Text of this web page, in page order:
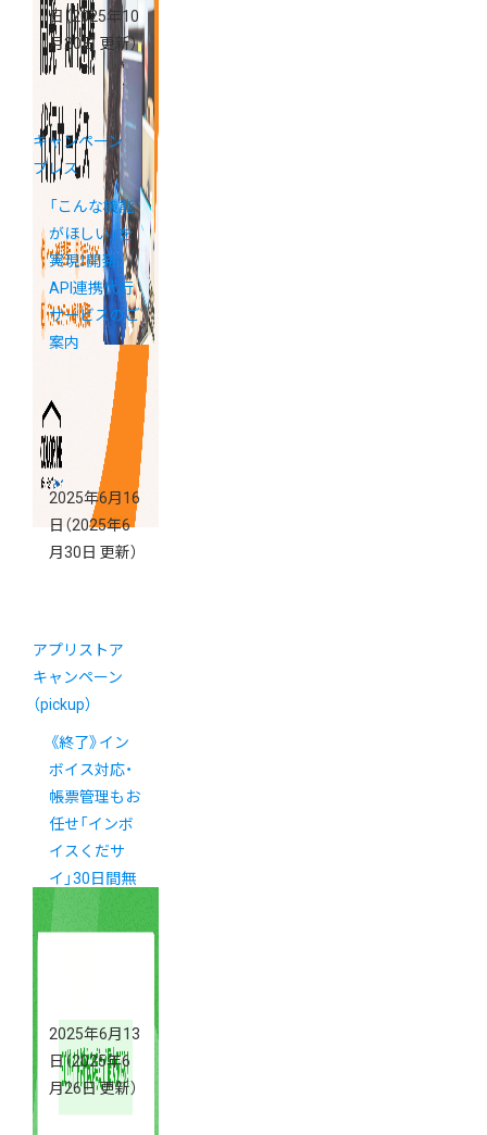
日 （2025年10
月20日 更新）
キャンペーン
プレス
「こんな機能
がほしい」を
実現！開発・
API連携代行
サービスのご
案内
2025年6月16
日 （2025年6
月30日 更新）
アプリストア
キャンペーン
（pickup）
《終了》イン
ボイス対応・
帳票管理もお
任せ「インボ
イスくだサ
イ」30日間無
料キャンペー
ン
2025年6月13
日（2025年6
月26日 更新）